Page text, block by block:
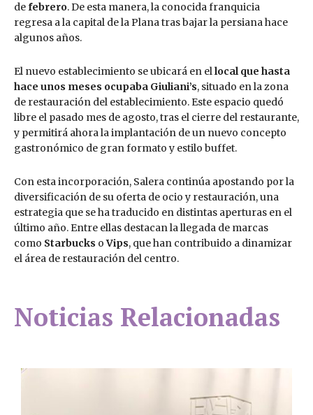
defebrero. De esta manera, la conocida franquicia
regresa a la capital de la Plana tras bajar la persiana hace
algunos años.
El nuevo establecimiento se ubicará en ellocal que hasta
hace unos meses ocupaba Giuliani’s, situado en la zona
de restauración del establecimiento. Este espacio quedó
libre el pasado mes de agosto, tras el cierre del restaurante,
y permitirá ahora la implantación de un nuevo concepto
gastronómico de gran formato y estilo buffet.
Con esta incorporación, Salera continúa apostando por la
diversificación de su oferta de ocio y restauración, una
estrategia que se ha traducido en distintas aperturas en el
último año. Entre ellas destacan la llegada de marcas
como Starbucks oVips, que han contribuido a dinamizar
el área de restauración del centro.
Noticias Relacionadas